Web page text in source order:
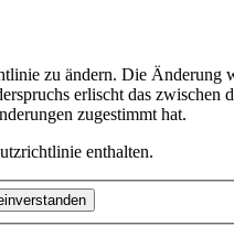
zu ändern. Die
erlischt das
zugestimmt hat.
enthalten.